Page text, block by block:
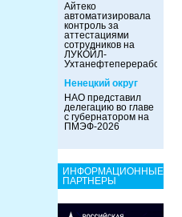
Айтеко
автоматизировала
контроль за
аттестациями
сотрудников на
ЛУКОЙЛ-
Ухтанефтепереработка
Ненецкий округ
НАО представил
делегацию во главе
с губернатором на
ПМЭФ-2026
ИНФОРМАЦИОННЫЕ
ПАРТНЕРЫ